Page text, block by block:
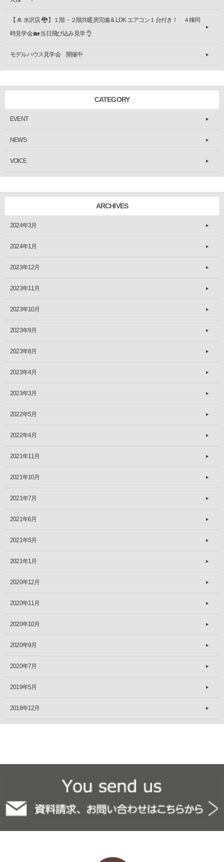
【 🎍 水沢店 🐉 】１階・２階共暖房完備 & LDK エアコン１台付き！ ４棟同
時見学会 🏡 当日飛び込み見学 👌
モデルハウス見学会 開催中
CATEGORY
EVENT
NEWS
VOICE
ARCHIVES
2024年3月
2024年1月
2023年12月
2023年11月
2023年10月
2023年9月
2023年8月
2023年4月
2023年3月
2022年5月
2022年4月
2021年11月
2021年10月
2021年7月
2021年6月
2021年5月
2021年1月
2020年12月
2020年11月
2020年10月
2020年9月
2020年7月
2019年5月
2018年12月